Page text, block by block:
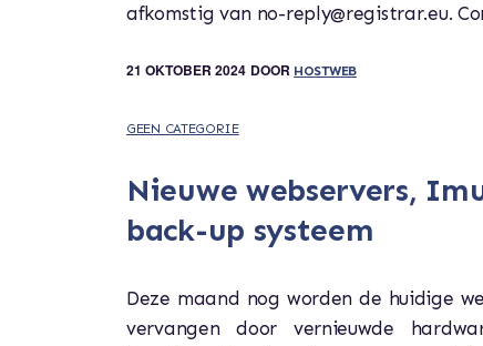
afkomstig van no-reply@registrar.eu.
21 OKTOBER 2024 DOOR HOSTWEB
GEEN CATEGORIE
Nieuwe webservers,
back-up systeem
Deze maand nog worden de huidige
vervangen door vernieuwde